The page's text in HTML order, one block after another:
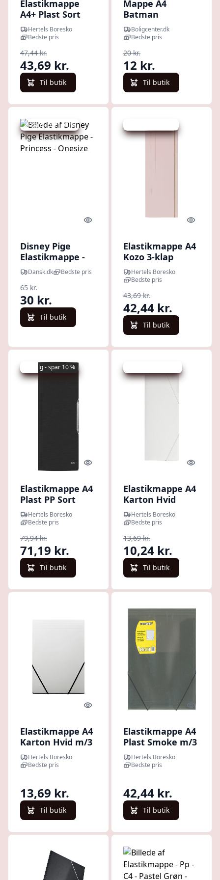
Elastikmappe
A4+ Plast Sort
Hertels Boresko
Bedste pris
47,44 kr.
43,69 kr.
Til butik
Mappe A4
Batman
Legendary -
marineblå
Boligcenter.dk
Bedste pris
20 kr.
12 kr.
Til butik
Udsalg - spar 53 %
Quick look
Disney Pige
Elastikmappe -
Princess -
Onesize
Dansk.dk Bedste pris
65 kr.
30 kr.
Til butik
Quick
Elastikmappe A4
Kozo 3-klap
Dusty Pink
Hertels Boresko
Bedste pris
43,69 kr.
42,44 kr.
Til butik
Udsalg - spar 10 %
Quick look
Elastikmappe A4
Plast PP Sort
Leitz Style
Hertels Boresko
Bedste pris
79,94 kr.
71,19 kr.
Til butik
Quick
Elastikmappe A4
Karton Hvid
M/hvid Elastik
Hertels Boresko
Bedste pris
13,69 kr.
10,24 kr.
Til butik
Quick look
Elastikmappe A4
Karton Hvid m/3
Klapper
Hertels Boresko
Bedste pris
13,69 kr.
Til butik
Quick
Elastikmappe A4
Plast Smoke m/3
Klapper
Hertels Boresko
Bedste pris
42,44 kr.
Til butik